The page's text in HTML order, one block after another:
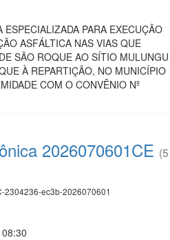
PARA EXECUÇÃO
ASFÁLTICA NAS VIAS QUE
SÃO ROQUE AO SÍTIO MULUNGU
À REPARTIÇÃO, NO MUNICÍPIO
COM O CONVÊNIO Nº
2026070601CE (5
2304236-ec3b-2026070601